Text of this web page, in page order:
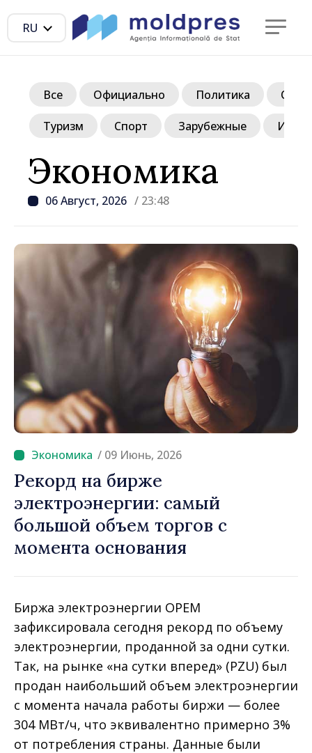
RU
Экономика
06 Август, 2026 / 23:48
Все Официально Политика
Туризм Спорт Зарубежные
/ 09 Июнь, 2026
Рекорд на бирже
электроэнергии: самый
большой объем торгов с
момента основания
Биржа электроэнергии OPEM
зафиксировала сегодня рекорд по объему
электроэнергии, проданной за одни сутки.
Так, на рынке «на сутки вперед» (PZU) был
продан наибольший объем электроэнергии
с момента начала работы биржи — более
304 МВт/ч, что эквивалентно примерно 3%
от потребления страны. Данные были